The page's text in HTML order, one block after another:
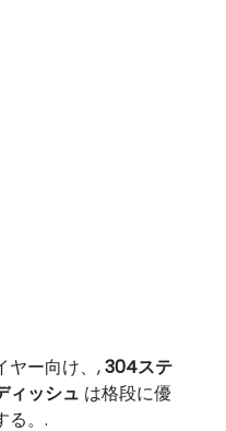
ヤー向け、,304ステ
ィッシュ は格段に優
る。.